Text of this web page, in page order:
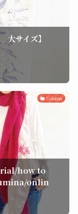
サイズ】
Column
how to
onlin